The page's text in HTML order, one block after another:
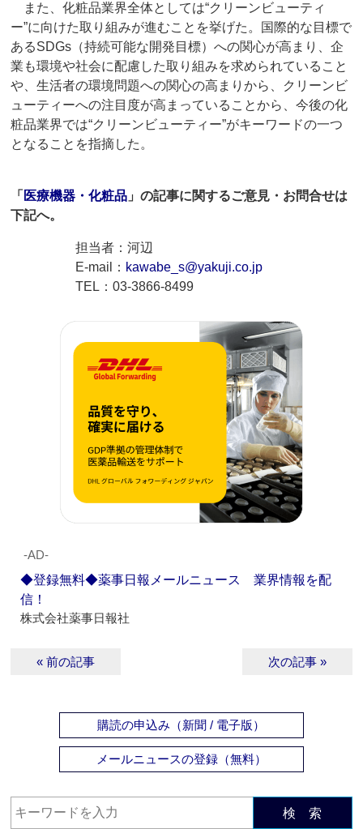
また、化粧品業界全体としては“クリーンビューティ
ー”に向けた取り組みが進むことを挙げた。国際的な目標で
あるSDGs（持続可能な開発目標）への関心が高まり、企
業も環境や社会に配慮した取り組みを求められていること
や、生活者の環境問題への関心の高まりから、クリーンビ
ューティーへの注目度が高まっていることから、今後の化
粧品業界では“クリーンビューティー”がキーワードの一つ
となることを指摘した。
「 医療機器・化粧品 」の記事に関するご意見・お問合せは
下記へ。
担当者：河辺
E-mail： kawabe_s@yakuji.co.jp
TEL：03-3866-8499
‐AD‐
◆登録無料◆薬事日報メールニュース 業界情報を配
信！
株式会社薬事日報社
« 前の記事 次の記事 »
購読の申込み（新聞 / 電子版）
メールニュースの登録（無料）
検 索